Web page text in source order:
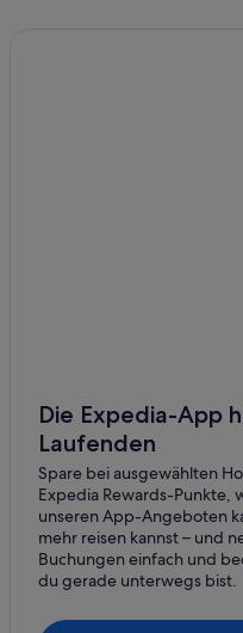
Die Expedia-App
Laufenden
Spare bei ausgewählten
Expedia Rewards-Punkte,
unseren App-Angeboten
mehr reisen kannst – und
Buchungen einfach und
du gerade unterwegs bist.